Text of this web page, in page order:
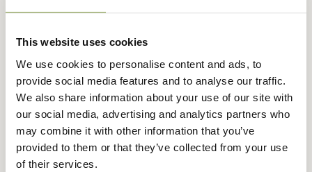
This website uses cookies
We use cookies to personalise content and ads, to
provide social media features and to analyse our traffic.
We also share information about your use of our site with
our social media, advertising and analytics partners who
may combine it with other information that you’ve
provided to them or that they’ve collected from your use
of their services.
Chaque coloris dispose de son propre tartan intérieur qui
viendra se coordonner avec votre veste du même coloris.
Elle est dotée d'un fil amovible dans son rebord pour
garder une position fixe et vous assurer une bonne
visibilité.
Son cordon de serrage vous permettra un ajustement
parfait.